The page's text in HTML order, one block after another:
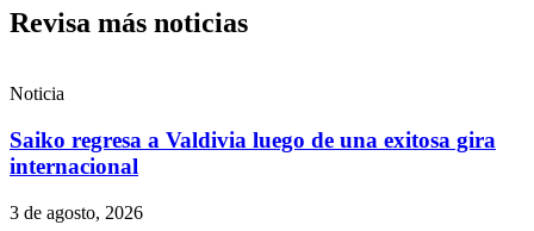
Revisa más noticias
Noticia
Saiko regresa a Valdivia luego de una exitosa gira
internacional
3 de agosto, 2026